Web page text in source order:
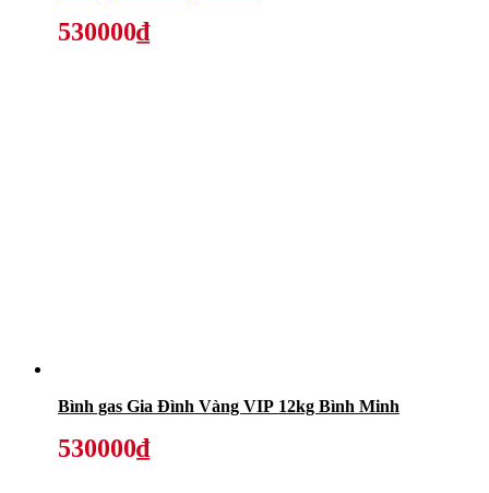
530000₫
Bình gas Gia Đình Vàng VIP 12kg Bình Minh
530000₫